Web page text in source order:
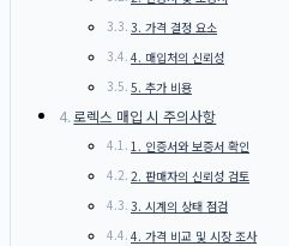
3. 가격 결정 요소
4. 매입처의 신뢰성
5. 추가 비용
로렉스 매입 시 주의사항
1. 인증서와 보증서 확인
2. 판매자의 신뢰성 검토
3. 시계의 상태 점검
4. 가격 비교 및 시장 조사